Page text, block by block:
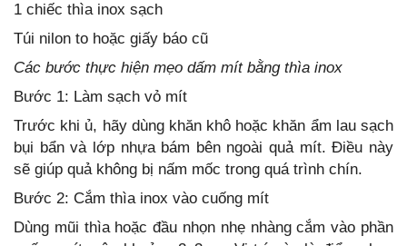
1 chiếc thìa inox sạch
Túi nilon to hoặc giấy báo cũ
Các bước thực hiện mẹo dấm mít bằng thìa inox
Bước 1: Làm sạch vỏ mít
Trước khi ủ, hãy dùng khăn khô hoặc khăn ẩm lau sạch
bụi bẩn và lớp nhựa bám bên ngoài quả mít. Điều này
sẽ giúp quả không bị nấm mốc trong quá trình chín.
Bước 2: Cắm thìa inox vào cuống mít
Dùng mũi thìa hoặc đầu nhọn nhẹ nhàng cắm vào phần